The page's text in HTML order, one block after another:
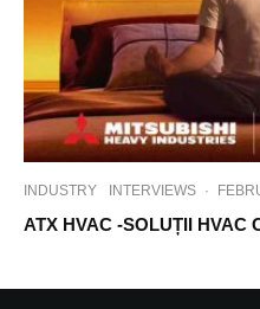
INDUSTRY INTERVIEWS ·
ATX HVAC -SOLUȚII HVAC